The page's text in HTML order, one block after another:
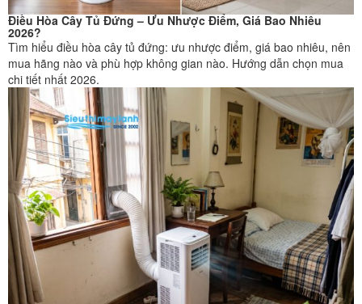
Điều Hòa Cây Tủ Đứng – Ưu Nhược Điểm, Giá Bao Nhiêu
2026?
Tìm hiểu điều hòa cây tủ đứng: ưu nhược điểm, giá bao nhiêu, nên
mua hãng nào và phù hợp không gian nào. Hướng dẫn chọn mua
chi tiết nhất 2026.